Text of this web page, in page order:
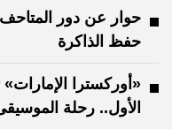
حوار عن دور
حفظ الذاكرة
«أوركسترا
الأول.. رحلة